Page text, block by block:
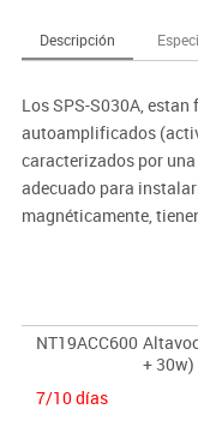
Descripción
Los SPS-S030A,
autoamplificados
caracterizados por
adecuado para
magnéticamente,
Características:
Poténcia de salida: 2x
Rango de frecuencia:
Impedáncia: 4O
NT19ACC600
+ 30w)
7/10 días